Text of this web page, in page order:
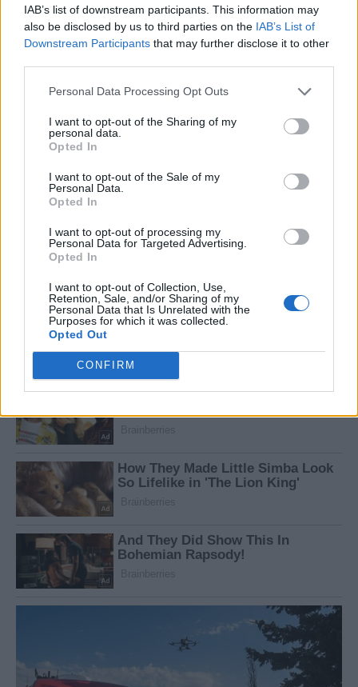
IAB’s list of downstream participants. This information may
also be disclosed by us to third parties on the IAB’s List of
Downstream Participants that may further disclose it to other
Personal Data Processing Opt Outs
I want to opt-out of the Sharing of my
personal data.
Opted In
I want to opt-out of the Sale of my
Personal Data.
Opted In
I want to opt-out of processing my
Personal Data for Targeted Advertising.
Opted In
I want to opt-out of Collection, Use,
Retention, Sale, and/or Sharing of my
Personal Data that Is Unrelated with the
Purposes for which it was collected.
Opted Out
CONFIRM